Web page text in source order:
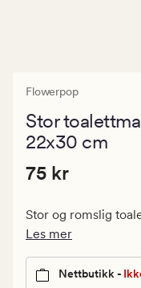
Flowerpop
Stor
22x30 cm
Pris
pris
75
Pris 75 kr
75 kr
Stor og romslig
Les mer
Nettbutikk -